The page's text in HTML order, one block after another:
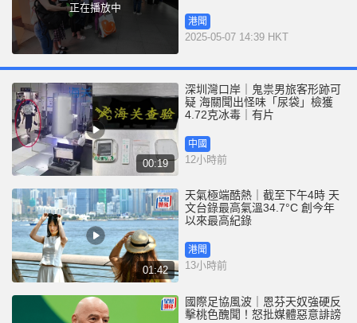
正在播放中
港聞
2025-05-07 14:39 HKT
00:19
深圳灣口岸｜鬼祟男旅客形跡可
疑 海關聞出怪味「尿袋」檢獲
4.72克冰毒｜有片
中國
12小時前
01:42
天氣極端酷熱｜截至下午4時 天
文台錄最高氣溫34.7°C 創今年
以來最高紀錄
港聞
13小時前
國際足協風波｜恩芬天奴強硬反
擊桃色醜聞！怒批媒體惡意誹謗